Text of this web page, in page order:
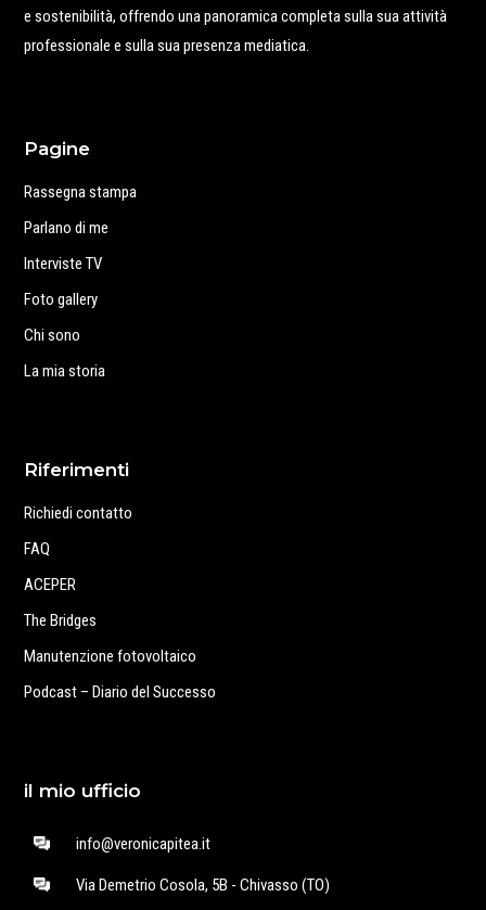
e sostenibilità, offrendo una panoramica completa sulla sua attività
professionale e sulla sua presenza mediatica.
Pagine
Rassegna stampa
Parlano di me
Interviste TV
Foto gallery
Chi sono
La mia storia
Riferimenti
Richiedi contatto
FAQ
ACEPER
The Bridges
Manutenzione fotovoltaico
Podcast – Diario del Successo
il mio ufficio
info@veronicapitea.it
Via Demetrio Cosola, 5B - Chivasso (TO)